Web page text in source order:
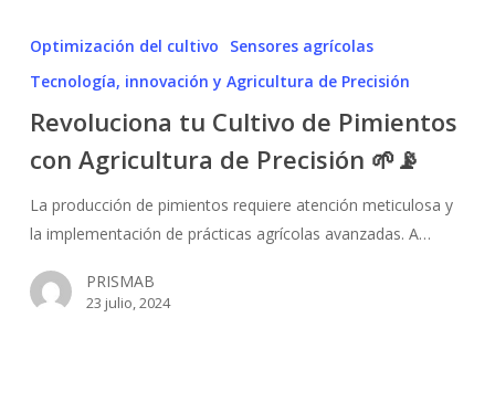
de
Pimientos
Agricultura
de
Precisión
📡
Optimización del cultivo
Sensores agrícolas
Tecnología, innovación y Agricultura de Precisión
Revoluciona tu Cultivo de Pimientos
con Agricultura de Precisión 🌱📡
La producción de pimientos requiere atención meticulosa y
la implementación de prácticas agrícolas avanzadas. A…
PRISMAB
23 julio, 2024